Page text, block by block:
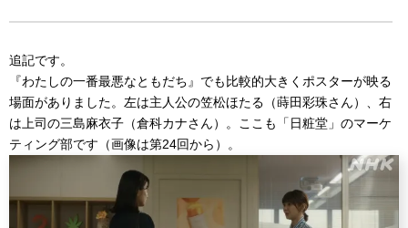
追記です。
『わたしの一番最悪なともだち』でも比較的大きくポスターが映る
場面がありました。左は主人公の笠松ほたる（蒔田彩珠さん）、右
は上司の三島麻衣子（倉科カナさん）。ここも「日粧堂」のマーケ
ティング部です（画像は第24回から）。